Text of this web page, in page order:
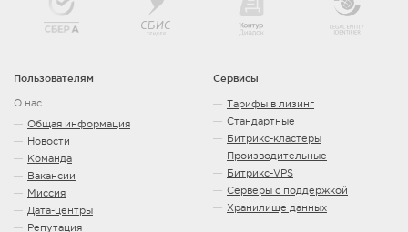
Пользователям
О нас
Общая информация
Новости
Команда
Вакансии
Миссия
Дата-центры
Репутация
Сервисы
Тарифы в лизинг
Стандартные
Битрикс-кластеры
Производительные
Битрикс-VPS
Серверы с поддержкой
Хранилище данных